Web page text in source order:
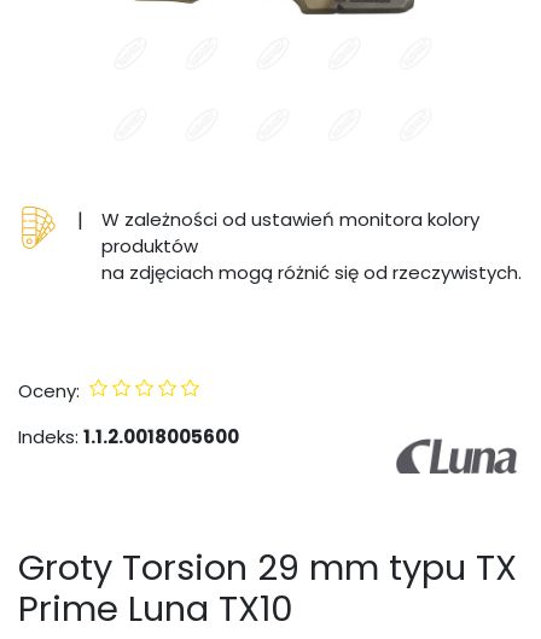
|
W zależności od ustawień monitora kolory
produktów
na zdjęciach mogą różnić się od rzeczywistych.
Oceny:
Indeks: 1.1.2.0018005600
Groty Torsion 29 mm typu TX
Prime Luna TX10